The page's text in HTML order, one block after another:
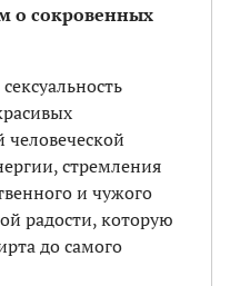
о сокровенных
стремления
и чужого
радости, которую
до самого